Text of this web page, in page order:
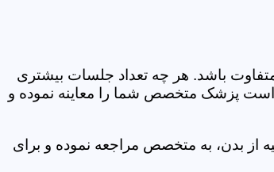
متفاوت باشد. هر چه تعداد جلسات بیشتری
است پزشک متخصص شما را معاینه نموده و
از بدن، به متخصص مراجعه نموده و برای